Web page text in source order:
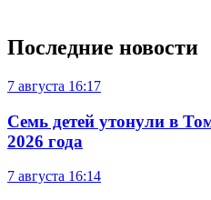
Последние новости
7 августа 16:17
Семь детей утонули в
2026 года
7 августа 16:14